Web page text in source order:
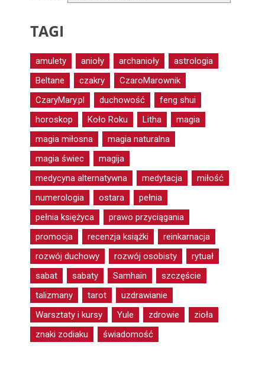
TAGI
amulety anioły archanioły
astrologia
Beltane
czakry
CzaroMarownik
CzaryMary.pl
duchowość
feng shui
horoskop
Koło Roku Litha
magia
magia miłosna
magia naturalna
magia świec
magija
medycyna alternatywna
medytacja
miłość
numerologia
ostara
pełnia
pełnia księżyca
prawo przyciągania
promocja
recenzja książki
reinkarnacja
rozwój duchowy
rozwój osobisty
rytuał
sabat
sabaty Samhain
szczęście
talizmany
tarot
uzdrawianie
Warsztaty i kursy
Yule zdrowie
zioła
znaki zodiaku
świadomość